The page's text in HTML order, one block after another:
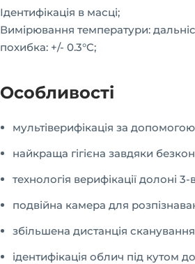
Ідентифікація в масці;
Вимірювання температури:
похибка: +/- 0.3°C;
Особливості
мультіверифікація за
найкраща гігієна завдяки
технологія верифікації долоні
подвійна камера для
збільшена дистанція
ідентифікація облич під кутом